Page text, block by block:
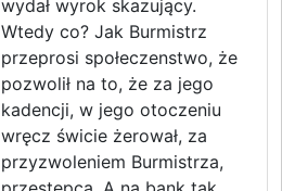
wydał wyrok skazujący.
Wtedy co? Jak Burmistrz
przeprosi społeczenstwo, że
pozwolił na to, że za jego
kadencji, w jego otoczeniu
wręcz świcie żerował, za
przyzwoleniem Burmistrza,